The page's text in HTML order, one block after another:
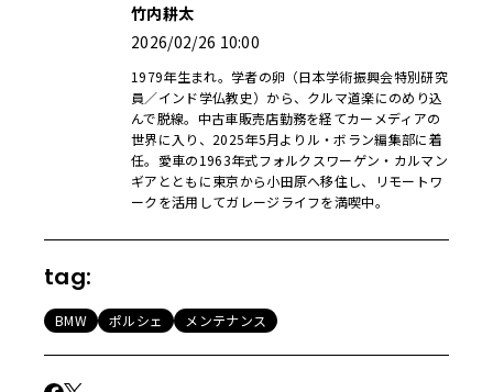
竹内耕太
2026/02/26 10:00
1979年生まれ。学者の卵（日本学術振興会特別研究
員／インド学仏教史）から、クルマ道楽にのめり込
んで脱線。中古車販売店勤務を経てカーメディアの
世界に入り、2025年5月よりル・ボラン編集部に着
任。愛車の1963年式フォルクスワーゲン・カルマン
ギアとともに東京から小田原へ移住し、リモートワ
ークを活用してガレージライフを満喫中。
tag:
BMW ポルシェ メンテナンス